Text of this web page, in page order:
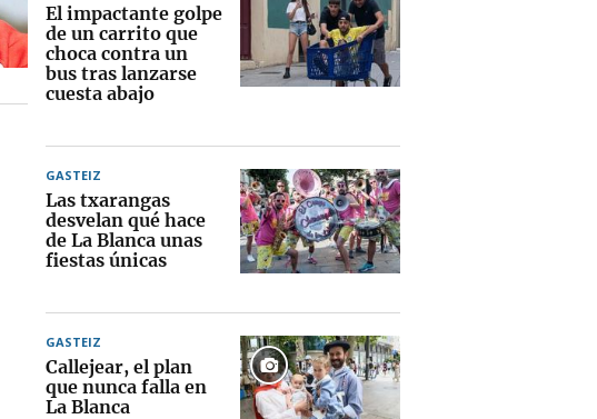
El impactante golpe
de un carrito que
choca contra un
bus tras lanzarse
cuesta abajo
GASTEIZ
Las txarangas
desvelan qué hace
de La Blanca unas
fiestas únicas
GASTEIZ
Callejear, el plan
que nunca falla en
La Blanca